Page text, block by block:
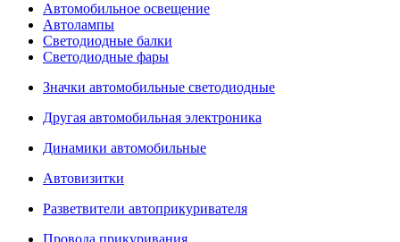
Автомобильное освещение
Автолампы
Светодиодные балки
Светодиодные фары
Значки автомобильные светодиодные
Другая автомобильная электроника
Динамики автомобильные
Автовизитки
Разветвители автоприкуривателя
Провода прикуривания